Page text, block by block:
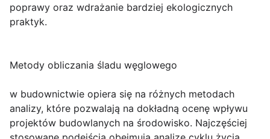
poprawy oraz wdrażanie bardziej ekologicznych
praktyk.
Metody obliczania śladu węglowego
w budownictwie opiera się na różnych metodach
analizy, które pozwalają na dokładną ocenę wpływu
projektów budowlanych na środowisko. Najczęściej